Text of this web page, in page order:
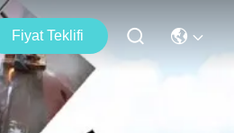
Fiyat Teklifi